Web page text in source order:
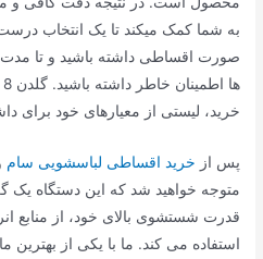
به شما کمک میکند تا یک انتخاب
صورت اقساطی داشته باشید و تا
خرید، لیستی از معیارهای خود برای
پس از خرید اقساطی لباسشویی سام
متوجه خواهید شد که این دستگاه یک
قدرت شستشوی بالای خود، از منابع
استفاده می کند. ما با یکی از